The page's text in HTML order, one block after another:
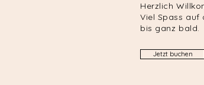
Herzlich
Viel Spass auf
bis ganz bald.
Jetzt buchen